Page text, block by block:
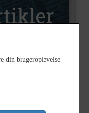
din brugeroplevelse